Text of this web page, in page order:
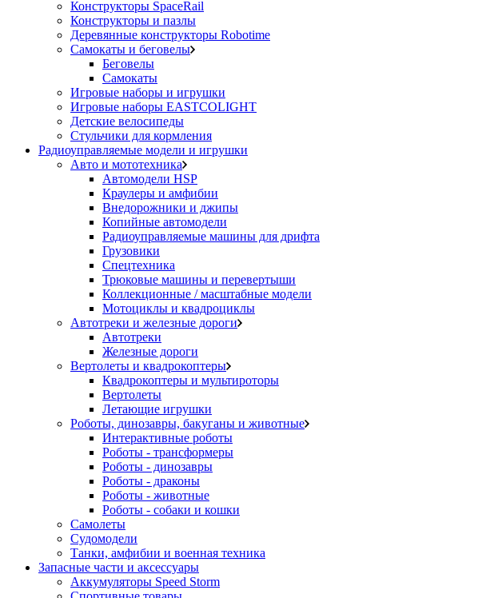
Конструкторы SpaceRail
Конструкторы и пазлы
Деревянные конструкторы Robotime
Самокаты и беговелы
Беговелы
Самокаты
Игровые наборы и игрушки
Игровые наборы EASTCOLIGHT
Детские велосипеды
Стульчики для кормления
Радиоуправляемые модели и игрушки
Авто и мототехника
Автомодели HSP
Краулеры и амфибии
Внедорожники и джипы
Копийные автомодели
Радиоуправляемые машины для дрифта
Грузовики
Спецтехника
Трюковые машины и перевертыши
Коллекционные / масштабные модели
Мотоциклы и квадроциклы
Автотреки и железные дороги
Автотреки
Железные дороги
Вертолеты и квадрокоптеры
Квадрокоптеры и мультироторы
Вертолеты
Летающие игрушки
Роботы, динозавры, бакуганы и животные
Интерактивные роботы
Роботы - трансформеры
Роботы - динозавры
Роботы - драконы
Роботы - животные
Роботы - собаки и кошки
Самолеты
Судомодели
Танки, амфибии и военная техника
Запасные части и аксессуары
Аккумуляторы Speed Storm